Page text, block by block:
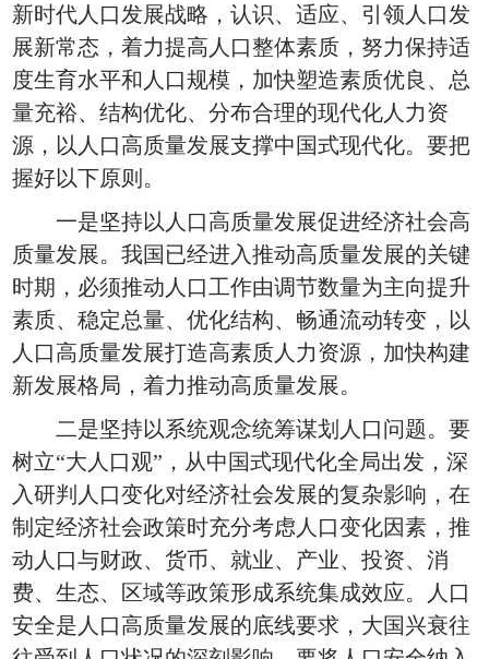
新时代人口发展战略，认识、适应、引领人口发
展新常态，着力提高人口整体素质，努力保持适
度生育水平和人口规模，加快塑造素质优良、总
量充裕、结构优化、分布合理的现代化人力资
源，以人口高质量发展支撑中国式现代化。要把
握好以下原则。
一是坚持以人口高质量发展促进经济社会高
质量发展。我国已经进入推动高质量发展的关键
时期，必须推动人口工作由调节数量为主向提升
素质、稳定总量、优化结构、畅通流动转变，以
人口高质量发展打造高素质人力资源，加快构建
新发展格局，着力推动高质量发展。
二是坚持以系统观念统筹谋划人口问题。要
树立“大人口观”，从中国式现代化全局出发，深
入研判人口变化对经济社会发展的复杂影响，在
制定经济社会政策时充分考虑人口变化因素，推
动人口与财政、货币、就业、产业、投资、消
费、生态、区域等政策形成系统集成效应。人口
安全是人口高质量发展的底线要求，大国兴衰往